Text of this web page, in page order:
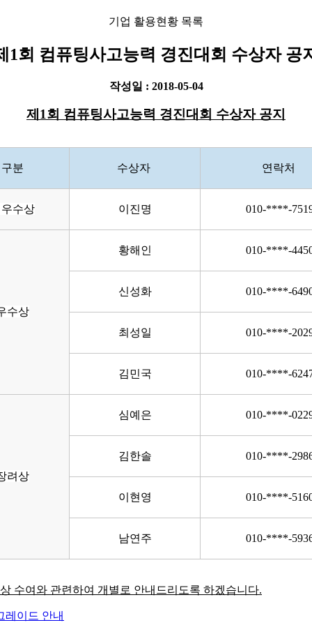
기업 활용현황 목록
1회 컴퓨팅사고능력 경진대회 수상자 공
작성일 : 2018-05-04
제1회 컴퓨팅사고능력 경진대회 수상자 공지
분 수상자 연락처
수상 이진명 010-****-
수상
황해인 010-****-
신성화 010-****-
최성일 010-****-
김민국 010-****-
려상
심예은 010-****-
김한솔 010-****-
이현영 010-****-
남연주 010-****-
수여와 관련하여 개별로 안내드리도록 하겠습니다.
레이드 안내